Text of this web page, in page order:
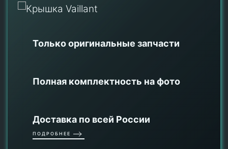
Только оригинальные запчасти
Полная комплектность на фото
Доставка по всей России
ПОДРОБНЕЕ